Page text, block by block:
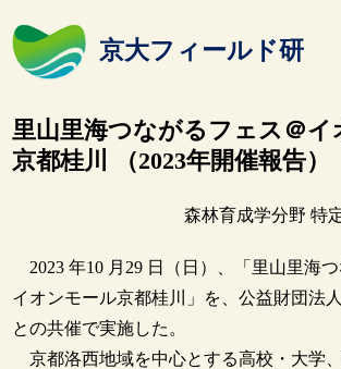
京大フィールド研
里山里海つながるフェス＠イ
京都桂川 （2023年開催報告）
森林育成学分野 特
2023 年10 月29 日（日）、「里山里海
イオンモール京都桂川」を、公益財団法
との共催で実施した。
京都洛西地域を中心とする高校・大学